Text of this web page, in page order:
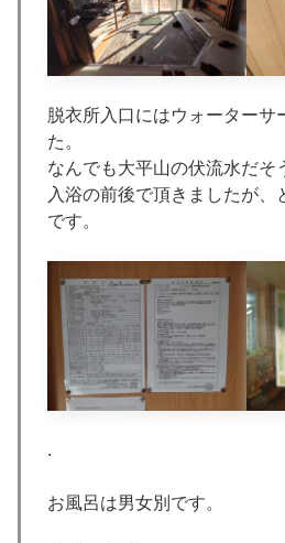
脱衣所入口にはウォーターサ
た。
なんでも大平山の伏流水だそ
入浴の前後で頂きましたが、
です。
.
お風呂は男女別です。